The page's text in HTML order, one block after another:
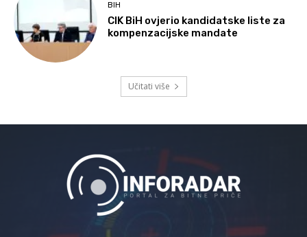
BIH
CIK BiH ovjerio kandidatske liste za
kompenzacijske mandate
Učitati više